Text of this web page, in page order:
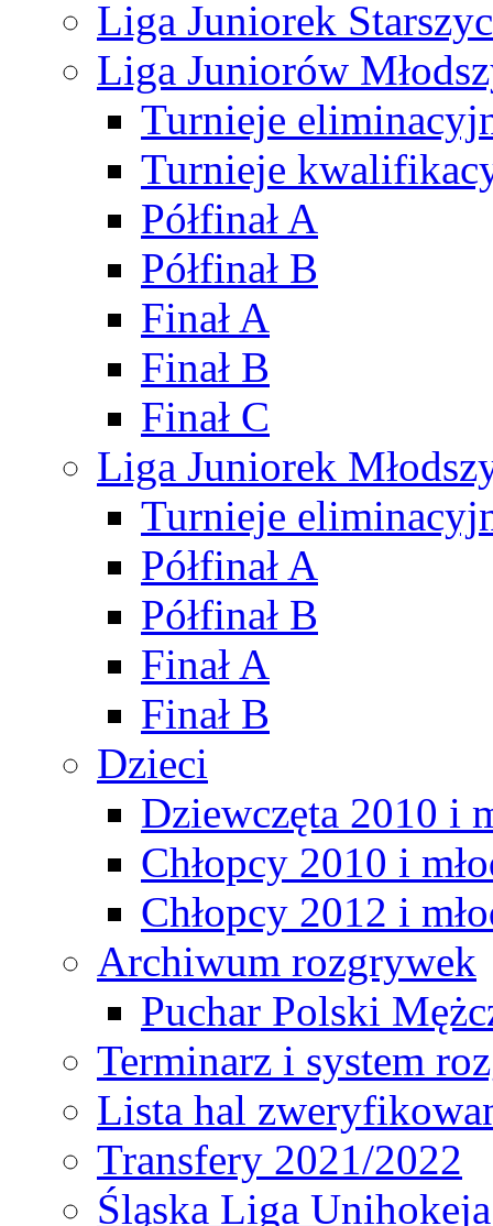
Liga Juniorek
Liga Juniorów
Turnieje
Turnieje
Półfinał A
Półfinał B
Finał A
Finał B
Finał C
Liga Juniorek
Turnieje
Półfinał A
Półfinał B
Finał A
Finał B
Dzieci
Dziewczęta 2010 i
Chłopcy 2010 i
Chłopcy 2012 i
Archiwum rozgrywek
Puchar Polski
Terminarz i system
Lista hal
Transfery 2021/2022
Śląska Liga Unihokeja